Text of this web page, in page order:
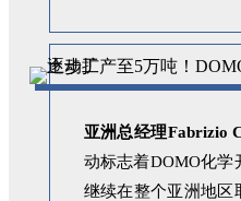
亚洲总经理Fabrizio
动标志着DOMO化
继续在整个亚洲地区